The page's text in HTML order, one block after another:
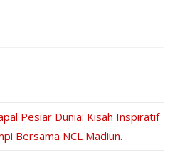
Pesiar Dunia: Kisah Inspiratif
Bersama NCL Madiun.